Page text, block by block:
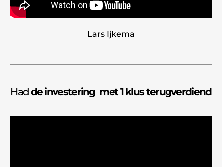
Lars Ijkema
Hadde investering met 1 klus terugverdiend